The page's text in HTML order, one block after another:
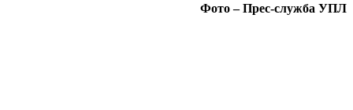
Фото – Прес-служба УПЛ